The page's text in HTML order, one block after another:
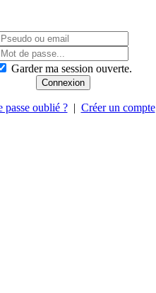
Garder ma session ouverte.
passe oublié ?| Créer un compte